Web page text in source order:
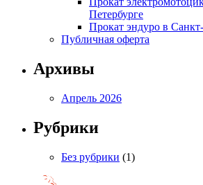
Петербурге
Прокат эндуро в
Публичная оферта
Архивы
Апрель 2026
Рубрики
Без рубрики (1)